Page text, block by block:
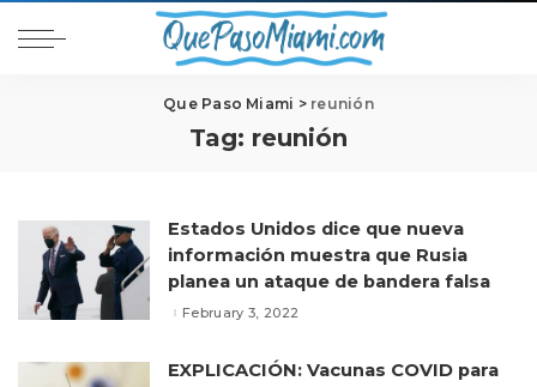
Que Paso Miami > reunión
Tag: reunión
Estados Unidos dice que nueva
información muestra que Rusia
planea un ataque de bandera falsa
February 3, 2022
EXPLICACIÓN: Vacunas COVID para